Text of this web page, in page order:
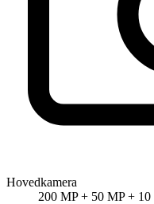
Hovedkamera
200 MP + 50 MP +